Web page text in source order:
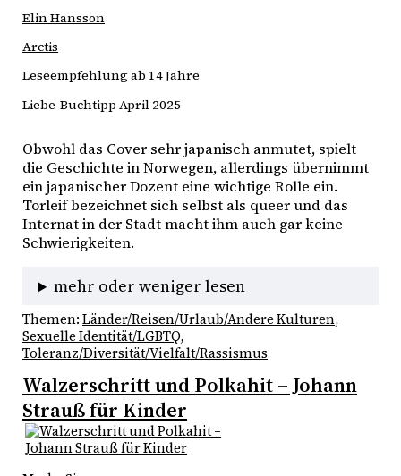
Elin Hansson
Arctis
Leseempfehlung ab 14 Jahre
Liebe-Buchtipp April 2025
Obwohl das Cover sehr japanisch anmutet, spielt
die Geschichte in Norwegen, allerdings übernimmt
ein japanischer Dozent eine wichtige Rolle ein.
Torleif bezeichnet sich selbst als queer und das
Internat in der Stadt macht ihm auch gar keine
Schwierigkeiten.
mehr oder weniger lesen
Themen: Länder/Reisen/Urlaub/Andere Kulturen
Sexuelle Identität/LGBTQ
Toleranz/Diversität/Vielfalt/Rassismus
Walzerschritt und Polkahit – Johann
Strauß für Kinder